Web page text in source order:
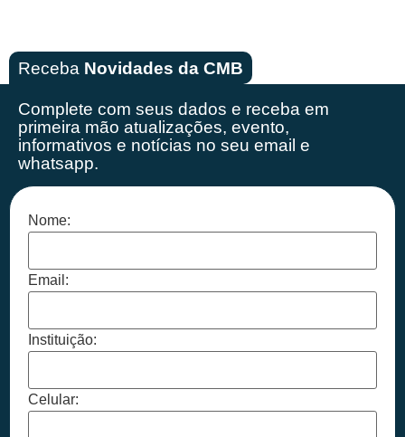
Receba Novidades da CMB
Complete com seus dados e receba em
primeira mão atualizações, evento,
informativos e notícias no seu email e
whatsapp.
Nome:
Email:
Instituição:
Celular: